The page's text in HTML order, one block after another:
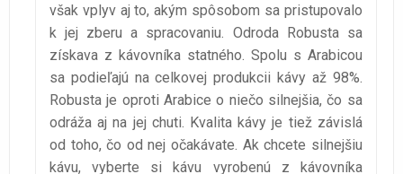
však vplyv aj to, akým spôsobom sa pristupovalo
k jej zberu a spracovaniu. Odroda Robusta sa
získava z kávovníka statného. Spolu s Arabicou
sa podieľajú na celkovej produkcii kávy až 98%.
Robusta je oproti Arabice o niečo silnejšia, čo sa
odráža aj na jej chuti. Kvalita kávy je tiež závislá
od toho, čo od nej očakávate. Ak chcete silnejšiu
kávu, vyberte si kávu vyrobenú z kávovníka